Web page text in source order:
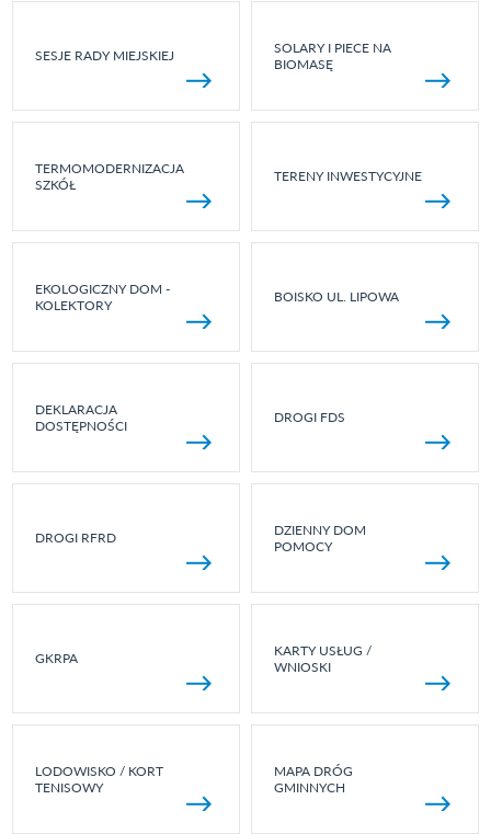
SESJE RADY MIEJSKIEJ
SOLARY I PIECE NA
BIOMASĘ
TERMOMODERNIZACJA
SZKÓŁ
TERENY INWESTYCYJNE
EKOLOGICZNY DOM -
KOLEKTORY
BOISKO UL. LIPOWA
DEKLARACJA
DOSTĘPNOŚCI
DROGI FDS
DROGI RFRD
DZIENNY DOM
POMOCY
GKRPA
KARTY USŁUG /
WNIOSKI
LODOWISKO / KORT
TENISOWY
MAPA DRÓG
GMINNYCH